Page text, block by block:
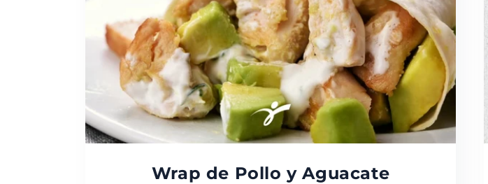
Wrap de Pollo y Aguacate